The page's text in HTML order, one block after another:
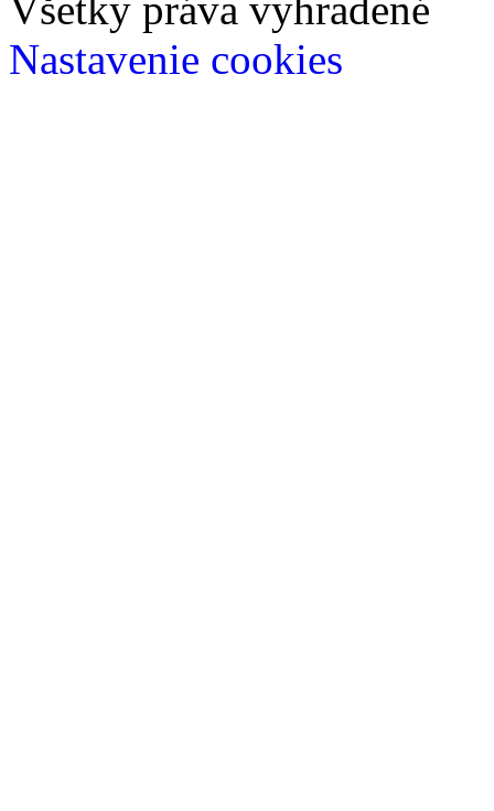
Nastavenie cookies